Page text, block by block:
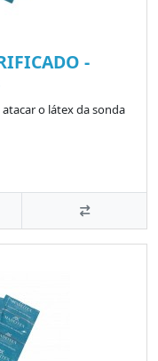
-
o látex da sonda